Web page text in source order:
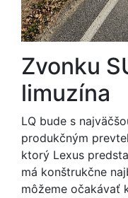
Zvonku
limuzína
LQ bude s
produkčným
ktorý Lexus
má konštrukčne
môžeme očakávať